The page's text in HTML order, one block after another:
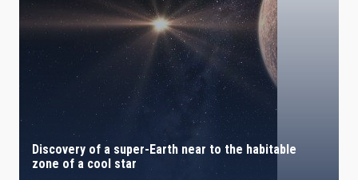
Discovery of a super-Earth near to the habitable
zone of a cool star